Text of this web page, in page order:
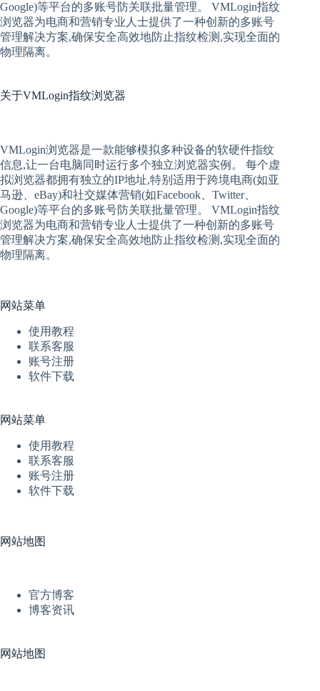
Google)等平台的多账号防关联批量管理。 VMLogin指纹
浏览器为电商和营销专业人士提供了一种创新的多账号
管理解决方案,确保安全高效地防止指纹检测,实现全面的
物理隔离。
关于VMLogin指纹浏览器
VMLogin浏览器是一款能够模拟多种设备的软硬件指纹
信息,让一台电脑同时运行多个独立浏览器实例。 每个虚
拟浏览器都拥有独立的IP地址,特别适用于跨境电商(如亚
马逊、eBay)和社交媒体营销(如Facebook、Twitter、
Google)等平台的多账号防关联批量管理。 VMLogin指纹
浏览器为电商和营销专业人士提供了一种创新的多账号
管理解决方案,确保安全高效地防止指纹检测,实现全面的
物理隔离。
网站菜单
使用教程
联系客服
账号注册
软件下载
网站菜单
使用教程
联系客服
账号注册
软件下载
网站地图
官方博客
博客资讯
网站地图